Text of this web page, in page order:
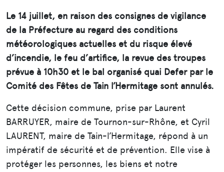
Le 14 juillet, en raison des consignes de vigilance
de la Préfecture au regard des conditions
météorologiques actuelles et du risque élevé
d’incendie, le feu d’artifice, la revue des troupes
prévue à 10h30 et le bal organisé quai Defer par le
Comité des Fêtes de Tain l’Hermitage sont annulés.
Cette décision commune, prise par Laurent
BARRUYER, maire de Tournon-sur-Rhône, et Cyril
LAURENT, maire de Tain-l’Hermitage, répond à un
impératif de sécurité et de prévention. Elle vise à
protéger les personnes, les biens et notre